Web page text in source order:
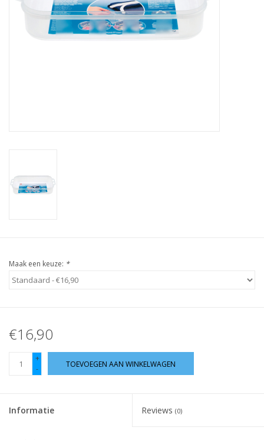
Handwerk
Maak een keuze: *
€16,90
+
-
TOEVOEGEN AAN WINKELWAGEN
Informatie Reviews (0)